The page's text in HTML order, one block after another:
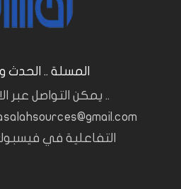
المسلة .. الحدث
.. يمكن التواصل عبر
التفاعلية في